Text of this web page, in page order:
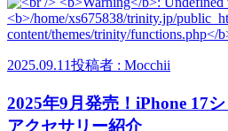
2025.09.11投稿者 : Mocchii
2025年9月発売！iPhone 17
アクセサリー紹介